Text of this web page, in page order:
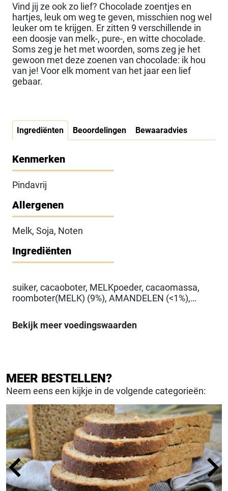
Vind jij ze ook zo lief? Chocolade zoentjes en
hartjes, leuk om weg te geven, misschien nog wel
leuker om te krijgen. Er zitten 9 verschillende in
een doosje van melk-, pure-, en witte chocolade.
Soms zeg je het met woorden, soms zeg je het
gewoon met deze zoenen van chocolade: ik hou
van je! Voor elk moment van het jaar een lief
gebaar.
Ingrediënten Beoordelingen Bewaaradvies
Kenmerken
Pindavrij
Allergenen
Melk, Soja, Noten
Ingrediënten
suiker, cacaoboter, MELKpoeder, cacaomassa,
roomboter(MELK) (9%), AMANDELEN (<1%),
(SOJA)), Natuurlijk Aroma(vanille),
Stabilisator(E1103 (invertase), E420 (sorbitol)),
Bekijk meer voedingswaarden
MEER BESTELLEN?
Neem eens een kijkje in de volgende categorieën: